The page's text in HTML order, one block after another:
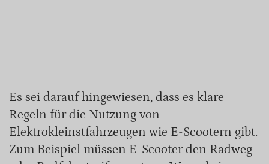
Es sei darauf hingewiesen, dass es klare
Regeln für die Nutzung von
Elektrokleinstfahrzeugen wie E-Scootern gibt.
Zum Beispiel müssen E-Scooter den Radweg